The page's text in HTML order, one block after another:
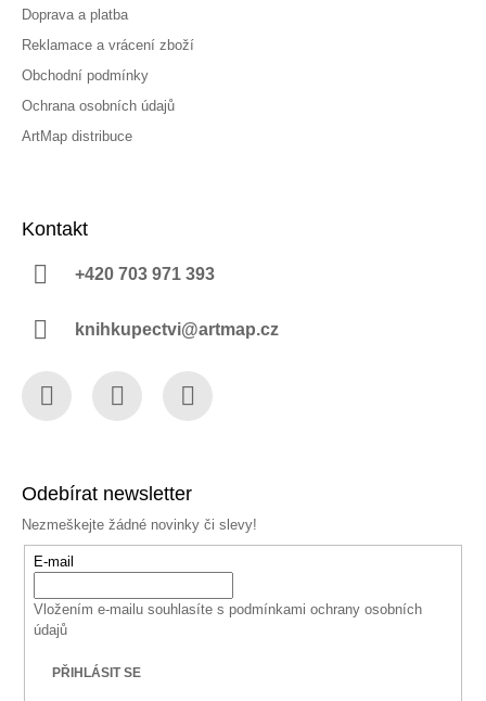
Doprava a platba
Reklamace a vrácení zboží
Obchodní podmínky
Ochrana osobních údajů
ArtMap distribuce
Kontakt
+420 703 971 393
knihkupectvi@artmap.cz
Odebírat newsletter
Nezmeškejte žádné novinky či slevy!
E-mail
Vložením e-mailu souhlasíte s podmínkami ochrany osobních
údajů
PŘIHLÁSIT SE